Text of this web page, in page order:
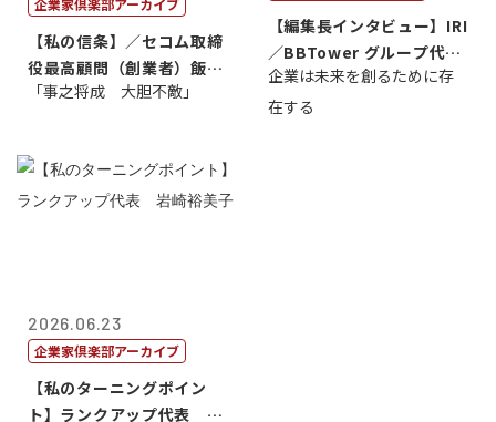
企業家倶楽部アーカイブ
【私の信条】／セコム取締
役最高顧問（創業者）飯田
亮
「事之将成 大胆不敵」
【編集長インタビュー】IRI
／BBTower グループ代表
藤...
企業は未来を創るために存
在する
2026.06.23
企業家倶楽部アーカイブ
【私のターニングポイン
ト】ランクアップ代表 岩